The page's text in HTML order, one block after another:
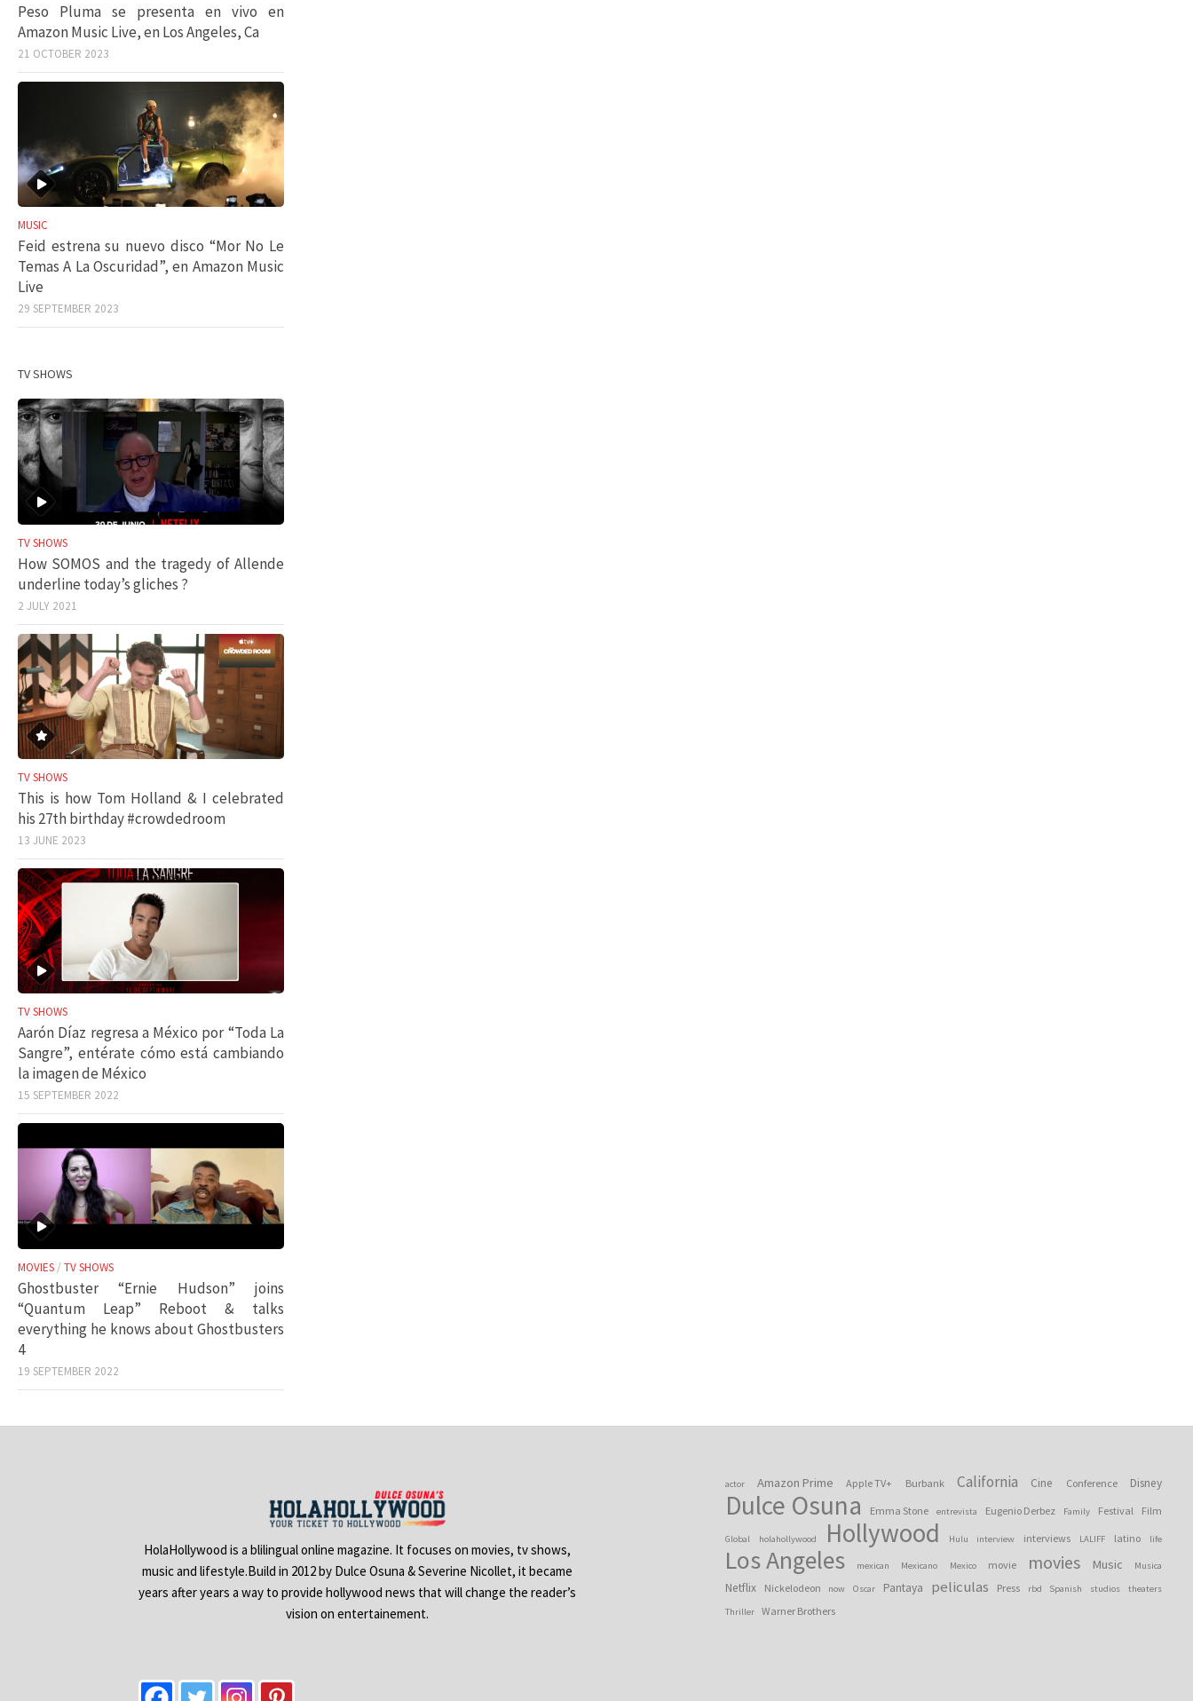
Peso Pluma se presenta en vivo en
Amazon Music Live, en Los Angeles, Ca
21 OCTOBER 2023
MUSIC
Feid estrena su nuevo disco “Mor No Le
Temas A La Oscuridad”, en Amazon Music
Live
29 SEPTEMBER 2023
TV SHOWS
TV SHOWS
How SOMOS and the tragedy of Allende
underline today’s gliches ?
2 JULY 2021
TV SHOWS
This is how Tom Holland & I celebrated
his 27th birthday #crowdedroom
13 JUNE 2023
TV SHOWS
Aarón Díaz regresa a México por “Toda La
Sangre”, entérate cómo está cambiando
la imagen de México
15 SEPTEMBER 2022
MOVIES / TV SHOWS
Ghostbuster “Ernie Hudson” joins
“Quantum Leap” Reboot & talks
everything he knows about Ghostbusters
4
19 SEPTEMBER 2022
HolaHollywood is a blilingual online magazine. It focuses on movies, tv shows,
music and lifestyle.Build in 2012 by Dulce Osuna & Severine Nicollet, it became
years after years a way to provide hollywood news that will change the reader’s
vision on entertainement.
actor Amazon Prime Apple TV+ Burbank California Cine Conference Disney
Dulce Osuna Emma Stone entrevista Eugenio Derbez Family Festival Film
Global holahollywood Hollywood Hulu interview interviews LALIFF latino life
Los Angeles mexican Mexicano Mexico movie movies Music Musica
Netflix Nickelodeon now Oscar Pantaya peliculas Press rbd Spanish studios
theaters
Thriller
Warner Brothers